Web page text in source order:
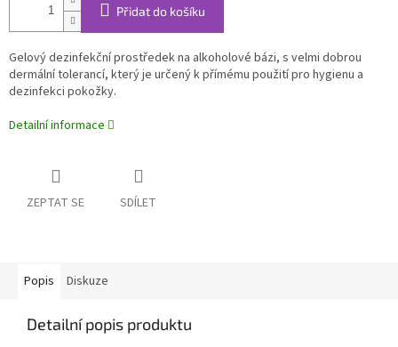
Přidat do košíku
Gelový dezinfekční prostředek na alkoholové bázi, s velmi dobrou
dermální tolerancí, který je určený k přímému použití pro hygienu a
dezinfekci pokožky.
Detailní informace
ZEPTAT SE SDÍLET
Popis Diskuze
Detailní popis produktu